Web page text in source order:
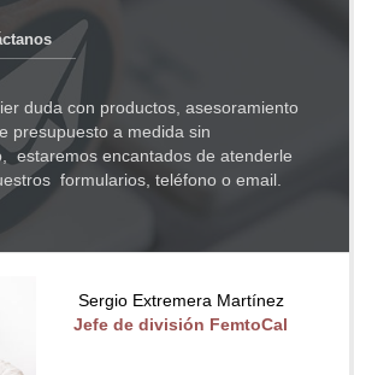
duda con productos, asesoramiento
presupuesto a medida sin
estaremos encantados de atenderle
formularios, teléfono o email.
Sergio Extremera Martínez
Jefe de división FemtoCal